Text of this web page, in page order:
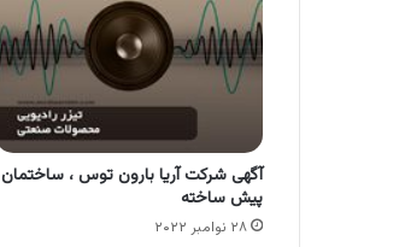
آگهی شرکت آریا بارون توس ، ساختمان
پیش ساخته
۲۸ نوامبر ۲۰۲۲